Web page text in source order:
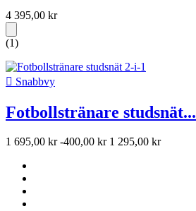
4 395,00 kr
(1)
 Snabbvy
Fotbollstränare studsnät...
1 695,00 kr -400,00 kr 1 295,00 kr